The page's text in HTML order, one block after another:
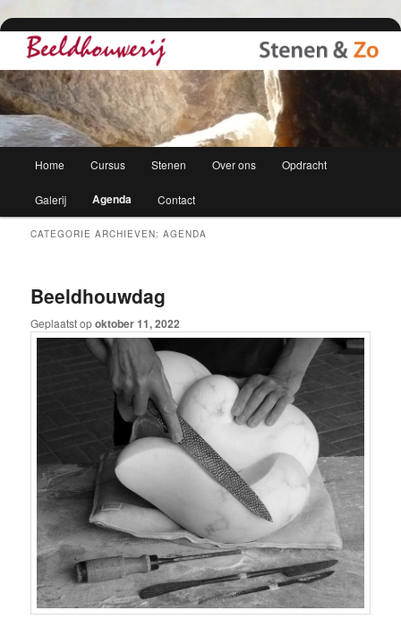
Beeldhouwerij
Cursussen, beelden en stenen
Spring
naar
de
inhoud
Spring
naar
de
inhoud
Home Cursus Stenen Over ons Opdracht
Galerij Agenda Contact
CATEGORIE ARCHIEVEN:AGENDA
Beeldhouwdag
Geplaatst opoktober 11, 2022